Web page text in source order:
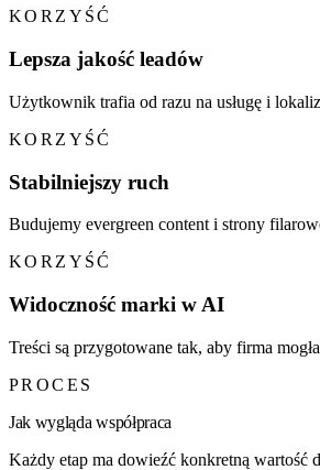
KORZYŚĆ
Lepsza jakość leadów
Użytkownik trafia od razu na usługę i
KORZYŚĆ
Stabilniejszy ruch
Budujemy evergreen content i strony
KORZYŚĆ
Widoczność marki w AI
Treści są przygotowane tak, aby firma
PROCES
Jak wygląda współpraca
Każdy etap ma dowieźć konkretną wartość